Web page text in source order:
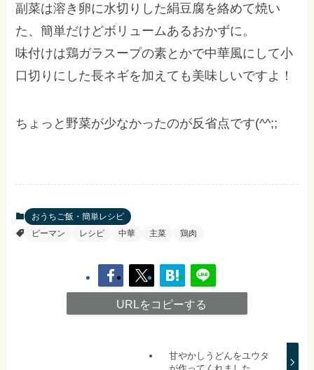
副菜は溶き卵に水切りした絹豆腐を絡めて焼い
た、簡単だけどボリュームあるおかずに。
味付けは鶏ガラスープの素とかで中華風にして小
口切りにした長ネギを加えても美味しいですよ！
ちょっと野菜が少なかったのが反省点です(^^;;
おうちご飯・簡単レシピ
ピーマン
レシピ 中華 主菜 鶏肉
URLをコピーする
甘やかしうどんをユウタ